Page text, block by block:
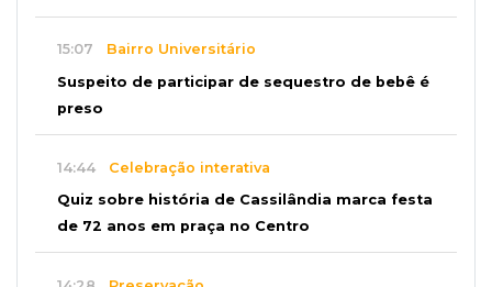
15:07 Bairro Universitário
Suspeito de participar de sequestro de bebê é
preso
14:44 Celebração interativa
Quiz sobre história de Cassilândia marca festa
de 72 anos em praça no Centro